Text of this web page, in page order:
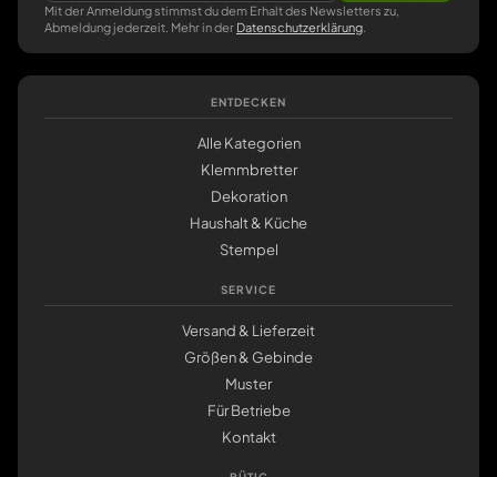
Mit der Anmeldung stimmst du dem Erhalt des Newsletters zu,
Abmeldung jederzeit. Mehr in der Datenschutzerklärung
ENTDECKEN
Alle Kategorien
Klemmbretter
Dekoration
Haushalt & Küche
Stempel
SERVICE
Versand & Lieferzeit
Größen & Gebinde
Muster
Für Betriebe
Kontakt